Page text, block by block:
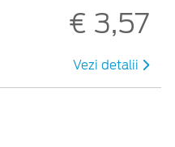
€ 3,57
Vezi detalii